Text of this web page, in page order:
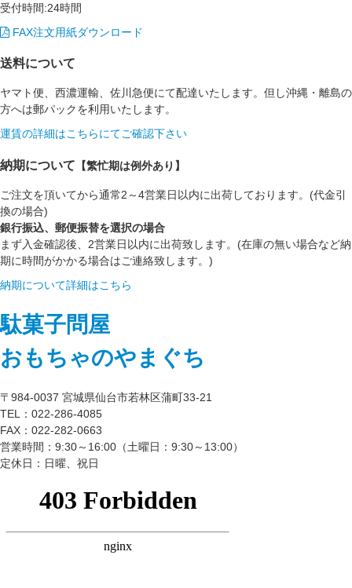
受付時間:24時間
FAX注文用紙ダウンロード
送料について
ヤマト便、西濃運輸、佐川急便にて配達いたします。但し沖縄・離島の
方へは郵パックを利用いたします。
運賃の詳細はこちらにてご確認下さい
納期について 【繁忙期は例外あり】
ご注文を頂いてから通常2～4営業日以内に出荷しております。(代金引
換の場合)
銀行振込、郵便振替を選択の場合
まず入金確認後、2営業日以内に出荷致します。(在庫の無い場合など納
期に時間がかかる場合はご連絡致します。)
納期について詳細はこちら
駄菓子問屋
おもちゃのやまぐち
〒984-0037 宮城県仙台市若林区蒲町33-21
TEL：022-286-4085
FAX：022-282-0663
営業時間：9:30～16:00（土曜日：9:30～13:00）
定休日：日曜、祝日